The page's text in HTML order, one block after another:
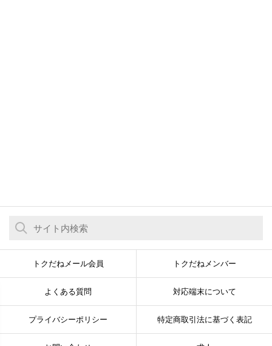
トクだねメール会員 トクだねメンバー
よくある質問 対応端末について
プライバシーポリシー 特定商取引法に基づく表記